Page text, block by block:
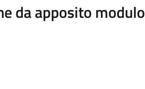
da apposito modulo